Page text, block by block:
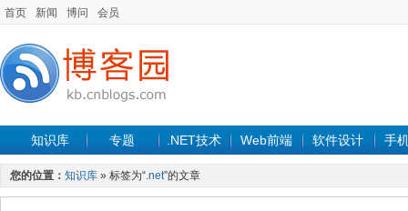
首页 新闻 博问 会员
知识库 专题 .NET技术 Web前端 软件设计 手
您的位置： 知识库 » 标签为“.net”的文章